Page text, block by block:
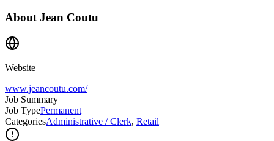
About Jean Coutu
Website
www.jeancoutu.com/
Job Summary
Job TypePermanent
CategoriesAdministrative / Clerk, Retail